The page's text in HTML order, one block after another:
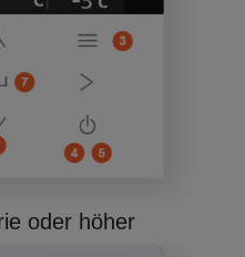
oder höher